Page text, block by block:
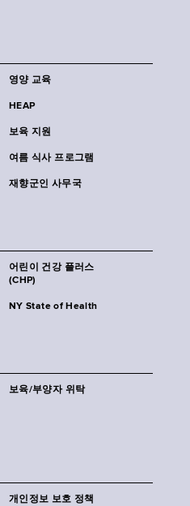
영양 교육
HEAP
보육 지원
여름 식사 프로그램
재향군인 사무국
어린이 건강 플러스
(CHP)
NY State of Health
보육/부양자 위탁
개인정보 보호 정책